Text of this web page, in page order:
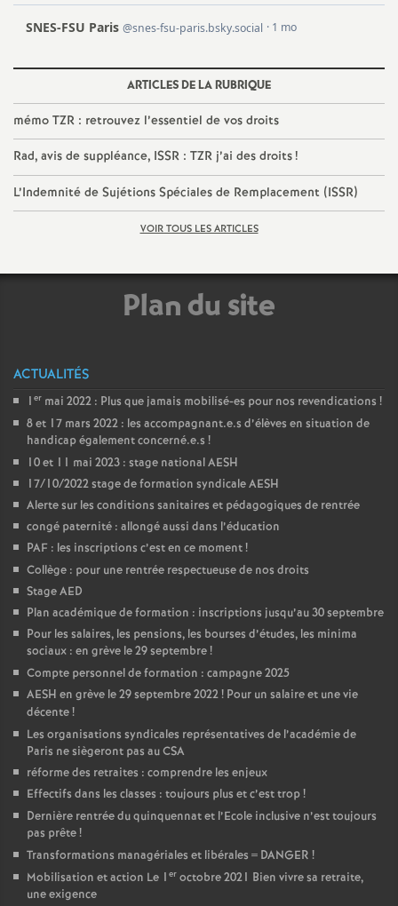
ARTICLES DE LA RUBRIQUE
mémo TZR : retrouvez l’essentiel de vos droits
Rad, avis de suppléance, ISSR : TZR j’ai des droits!
L’Indemnité de Sujétions Spéciales de Remplacement (ISSR)
VOIR TOUS LES ARTICLES
Plan du site
ACTUALITÉS
1 er mai 2022 : Plus que jamais mobilisé-es pour nos revendications !
8 et 17 mars 2022 : les accompagnant.e.s d’élèves en situation de
handicap également concerné.e.s !
10 et 11 mai 2023 : stage national AESH
17/10/2022 stage de formation syndicale AESH
Alerte sur les conditions sanitaires et pédagogiques de rentrée
congé paternité : allongé aussi dans l’éducation
PAF : les inscriptions c’est en ce moment!
Collège : pour une rentrée respectueuse de nos droits
Stage AED
Plan académique de formation : inscriptions jusqu’au 30 septembre
Pour les salaires, les pensions, les bourses d’études, les minima
sociaux : en grève le 29 septembre!
Compte personnel de formation : campagne 2025
AESH en grève le 29 septembre 2022! Pour un salaire et une vie
décente!
Les organisations syndicales représentatives de l’académie de
Paris ne siègeront pas au CSA
réforme des retraites : comprendre les enjeux
Effectifs dans les classes : toujours plus et c’est trop!
Dernière rentrée du quinquennat et l’Ecole inclusive n’est toujours
pas prête!
Transformations managériales et libérales = DANGER !
Mobilisation et action Le 1 er octobre 2021 Bien vivre sa retraite,
une exigence